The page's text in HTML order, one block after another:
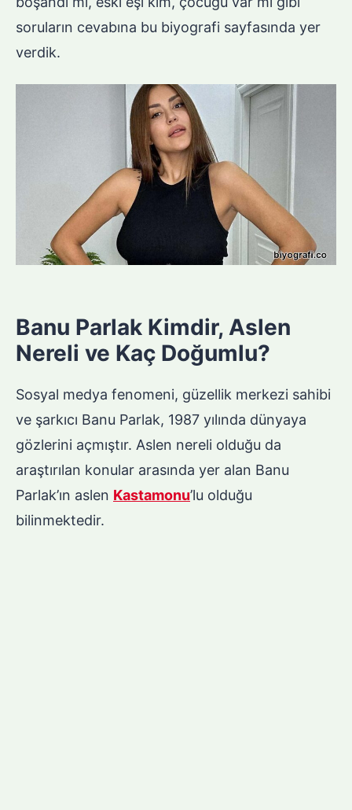
soruların cevabına bu biyografi sayfasında yer
verdik.
Banu Parlak Kimdir, Aslen
Nereli ve Kaç Doğumlu?
Sosyal medya fenomeni, güzellik merkezi sahibi
ve şarkıcı Banu Parlak, 1987 yılında dünyaya
gözlerini açmıştır. Aslen nereli olduğu da
araştırılan konular arasında yer alan Banu
Parlak’ın aslen Kastamonu’lu olduğu
bilinmektedir.